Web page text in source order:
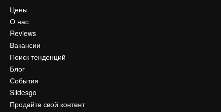
Цены
О нас
Reviews
Вакансии
Поиск тенденций
Блог
События
Slidesgo
Продайте свой контент